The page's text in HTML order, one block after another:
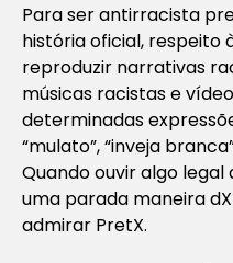
Para ser antirracista
história oficial, respeito
reproduzir narrativas
músicas racistas e
determinadas
“mulato”, “inveja
Quando ouvir algo legal
uma parada maneira
admirar PretX.